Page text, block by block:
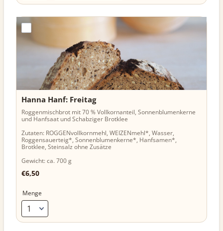
Hanna Hanf: Freitag
Roggenmischbrot mit 70 % Vollkornanteil, Sonnenblumenkerne
und Hanfsaat und Schabziger Brotklee
Zutaten: ROGGENvollkornmehl, WEIZENmehl*, Wasser,
Roggensauerteig*, Sonnenblumenkerne*, Hanfsamen*,
Brotklee, Steinsalz ohne Zusätze
Gewicht: ca. 700 g
€6,50
€6,50
Menge